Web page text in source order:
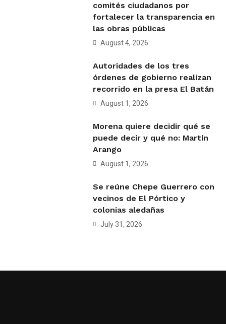
comités ciudadanos por
fortalecer la transparencia en
las obras públicas
August 4, 2026
Autoridades de los tres
órdenes de gobierno realizan
recorrido en la presa El Batán
August 1, 2026
Morena quiere decidir qué se
puede decir y qué no: Martín
Arango
August 1, 2026
Se reúne Chepe Guerrero con
vecinos de El Pórtico y
colonias aledañas
July 31, 2026